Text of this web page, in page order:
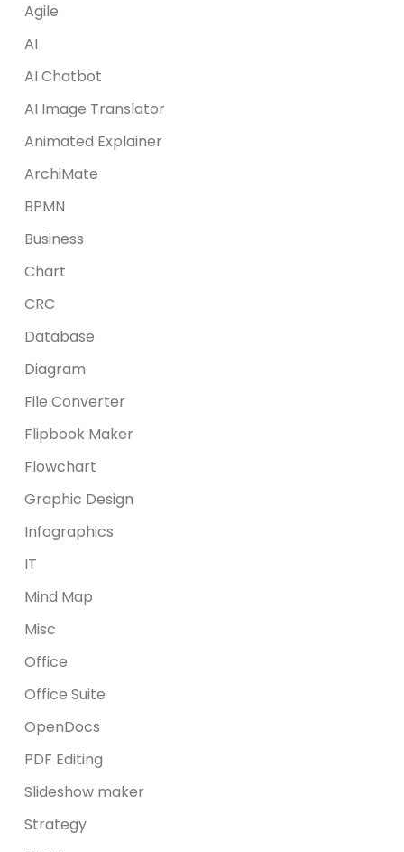
Agile
AI
AI Chatbot
AI Image Translator
Animated Explainer
ArchiMate
BPMN
Business
Chart
CRC
Database
Diagram
File Converter
Flipbook Maker
Flowchart
Graphic Design
Infographics
IT
Mind Map
Misc
Office
Office Suite
OpenDocs
PDF Editing
Slideshow maker
Strategy